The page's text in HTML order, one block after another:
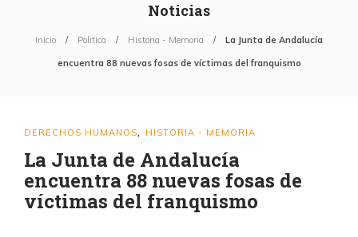
Noticias
Inicio Politica Historia - Memoria La Junta de Andalucía
encuentra 88 nuevas fosas de víctimas del franquismo
DERECHOS HUMANOS HISTORIA - MEMORIA
La Junta de Andalucía
encuentra 88 nuevas fosas de
víctimas del franquismo